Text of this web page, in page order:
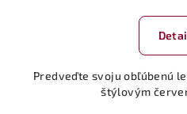
Predveďte svoju obľúbenú
štýlovým